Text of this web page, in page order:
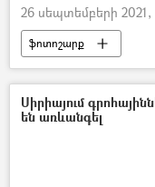
26 սեպտեմբերի 2021,
ֆոտոշարք
Սիրիայում
են առևանգել